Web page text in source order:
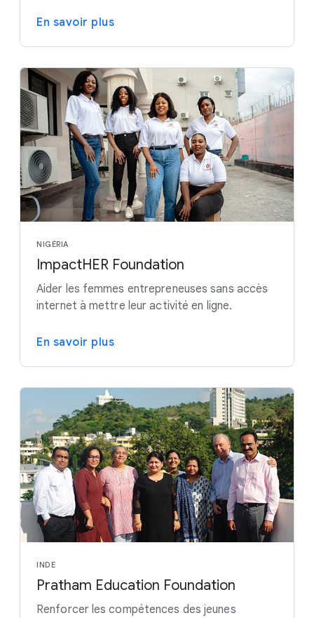
En savoir plus
NIGÉRIA
ImpactHER Foundation
Aider les femmes entrepreneuses sans accès
internet à mettre leur activité en ligne.
En savoir plus
INDE
Pratham Education Foundation
Renforcer les compétences des jeunes